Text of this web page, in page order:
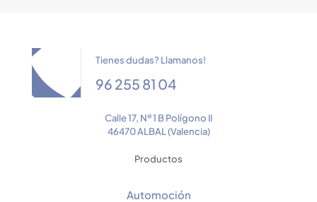
Tienes dudas? Llamanos!
96 255 81 04
Calle 17, Nº 1 B Polígono II
46470 ALBAL (Valencia)
Productos
Automoción